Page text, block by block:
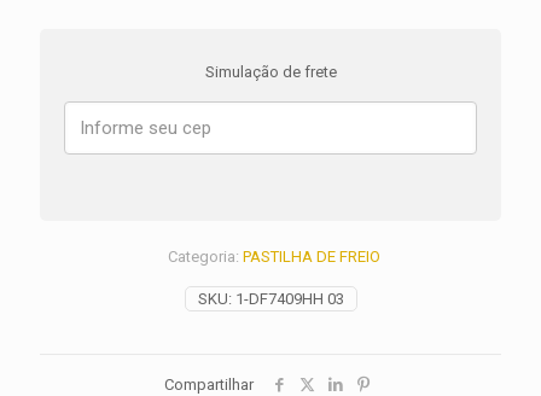
ANO
2007
Simulação de frete
SKU: 1-DF7409HH 03
Categoria: PASTILHA DE FREIO
Compartilhar